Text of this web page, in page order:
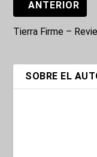
ANTERIOR
Tierra Firme –
SOBRE EL